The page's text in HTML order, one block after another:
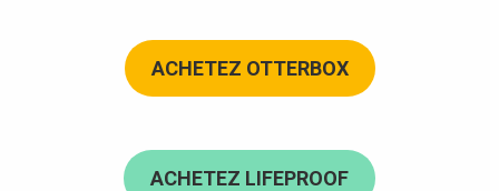
ACHETEZ OTTERBOX
ACHETEZ LIFEPROOF